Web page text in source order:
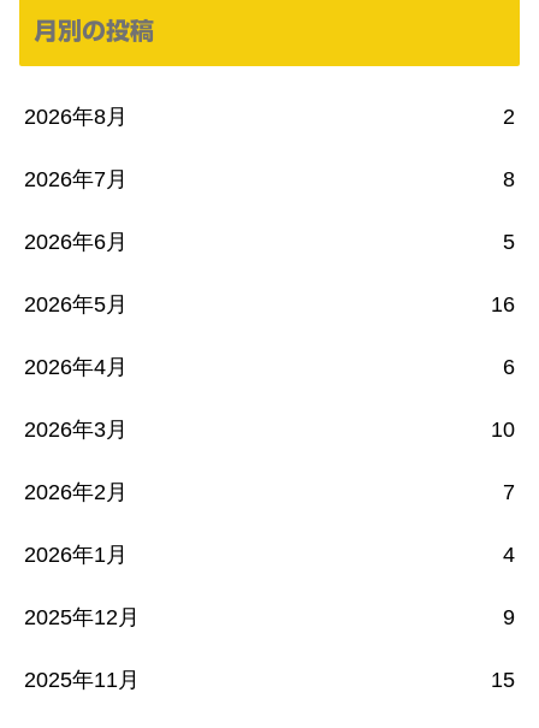
月別の投稿
2026年8月 2
2026年7月 8
2026年6月 5
2026年5月 16
2026年4月 6
2026年3月 10
2026年2月 7
2026年1月 4
2025年12月 9
2025年11月 15